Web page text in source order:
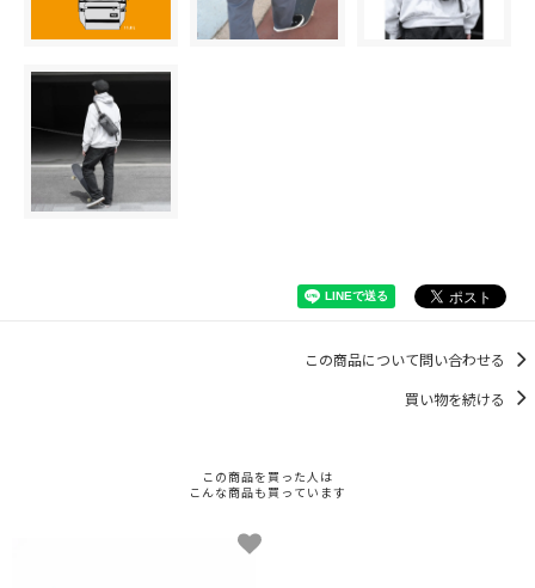
この商品について問い合わせる
買い物を続ける
この商品を買った人は
こんな商品も買っています